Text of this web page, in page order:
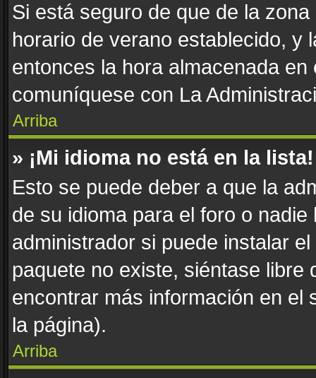
Si está seguro de que de la
horario de verano establecido, y
entonces la hora almacenada
comuníquese con La
Arriba
» ¡Mi idioma no está en la lista!
Esto se puede deber a que la
de su idioma para el foro o
administrador si puede instalar
paquete no existe, siéntase
encontrar más información en el
la página).
Arriba